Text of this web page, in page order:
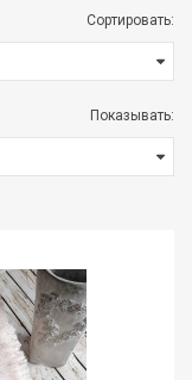
Сортировать:
Показывать: